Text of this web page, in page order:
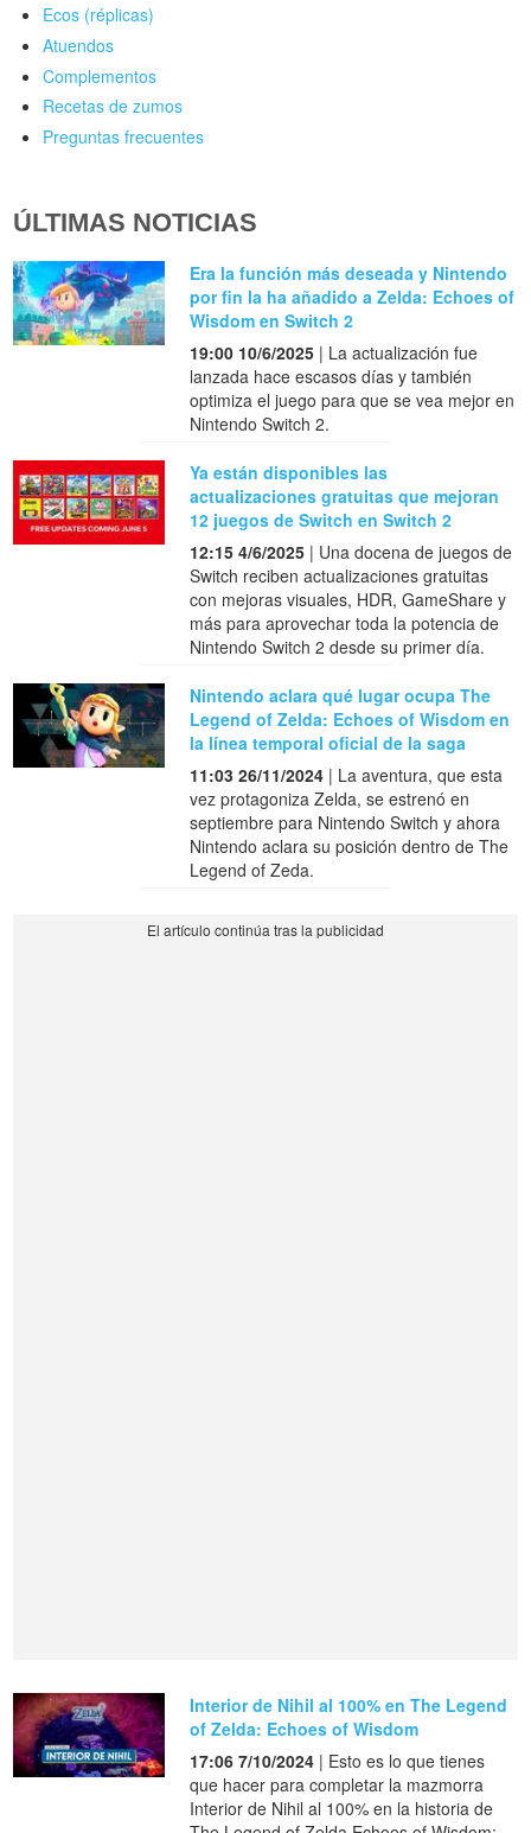
Ecos (réplicas)
Atuendos
Complementos
Recetas de zumos
Preguntas frecuentes
ÚLTIMAS NOTICIAS
Era la función más deseada y Nintendo
por fin la ha añadido a Zelda: Echoes of
Wisdom en Switch 2
19:00 10/6/2025 | La actualización fue
lanzada hace escasos días y también
optimiza el juego para que se vea mejor en
Nintendo Switch 2.
Ya están disponibles las
actualizaciones gratuitas que mejoran
12 juegos de Switch en Switch 2
12:15 4/6/2025 | Una docena de juegos de
Switch reciben actualizaciones gratuitas
con mejoras visuales, HDR, GameShare y
más para aprovechar toda la potencia de
Nintendo Switch 2 desde su primer día.
Nintendo aclara qué lugar ocupa The
Legend of Zelda: Echoes of Wisdom en
la línea temporal oficial de la saga
11:03 26/11/2024 | La aventura, que esta
vez protagoniza Zelda, se estrenó en
septiembre para Nintendo Switch y ahora
Nintendo aclara su posición dentro de The
Legend of Zeda.
Interior de Nihil al 100% en The Legend
of Zelda: Echoes of Wisdom
17:06 7/10/2024 | Esto es lo que tienes
que hacer para completar la mazmorra
Interior de Nihil al 100% en la historia de